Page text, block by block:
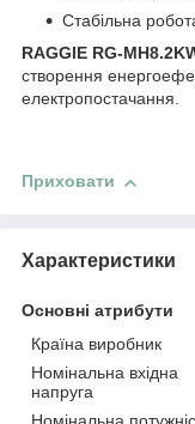
Стабільна
RAGGIE RG-
створення
електропостачання.
Приховати
Характеристики
Основні атрибути
Країна виробник
Номінальна вхідна
напруга
Номінальна